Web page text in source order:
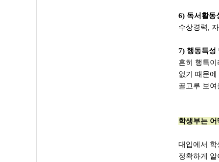
6) 독서활동
수상경력,
7) 행동특성
흔히 행특
없기 때문
골고루 보
학생부는
대입에서
정확하게